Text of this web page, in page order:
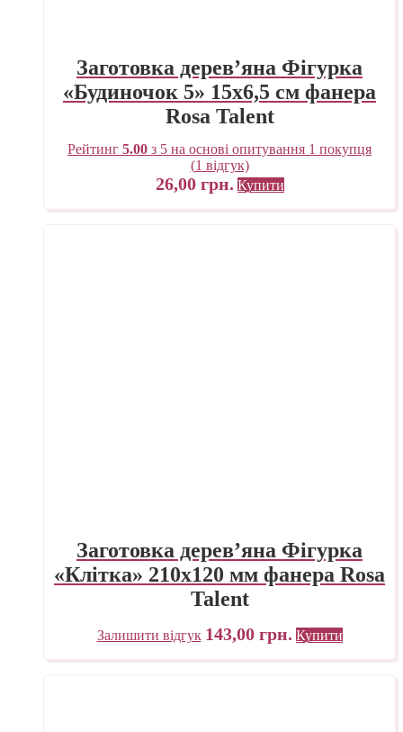
Заготовка дерев’яна Фігурка
«Будиночок 5» 15х6,5 см фанера
Rosa Talent
Рейтинг 5.00 з 5 на основі опитування 1 покупця
(1 відгук)
26,00 грн. Купити
Заготовка дерев’яна Фігурка
«Клітка» 210х120 мм фанера Rosa
Talent
Залишити відгук 143,00 грн. Купити